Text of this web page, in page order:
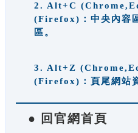
2. Alt+C
(Firefox)：中央內容
區。
3. Alt+Z
(Firefox)：頁尾網站
● 回官網首頁